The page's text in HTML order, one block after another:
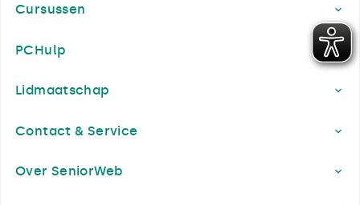
Cursussen
PCHulp
Lidmaatschap
Contact & Service
Over SeniorWeb